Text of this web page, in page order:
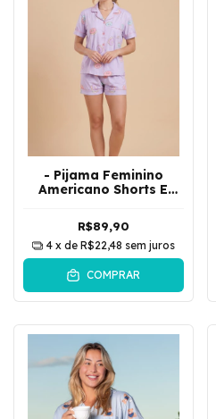
- Pijama Feminino
Americano Shorts E
Donuts | Lilás
R$89,90
4 x de R$22,48 sem juros
COMPRAR